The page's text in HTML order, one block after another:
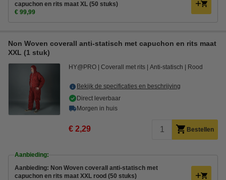
capuchon en rits maat XL (50 stuks)
€ 99,99
Non Woven coverall anti-statisch met capuchon en rits maat
XXL (1 stuk)
HY@PRO Coverall met rits Anti-statisch Rood
Bekijk de specificaties en beschrijving
Direct leverbaar
Morgen in huis
€ 2,29 Bestellen
Aanbieding:
Aanbieding: Non Woven coverall anti-statisch met
capuchon en rits maat XXL rood (50 stuks)